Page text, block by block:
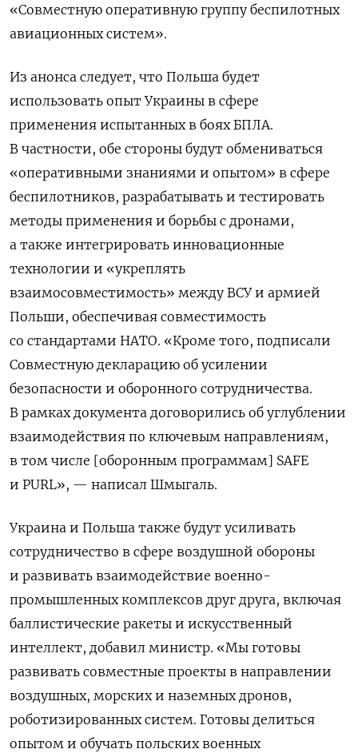
«Совместную оперативную группу беспилотных
авиационных систем».
Из анонса следует, что Польша будет
использовать опыт Украины в сфере
применения испытанных в боях БПЛА.
В частности, обе стороны будут обмениваться
«оперативными знаниями и опытом» в сфере
беспилотников, разрабатывать и тестировать
методы применения и борьбы с дронами,
а также интегрировать инновационные
технологии и «укреплять
взаимосовместимость» между ВСУ и армией
Польши, обеспечивая совместимость
со стандартами НАТО. «Кроме того, подписали
Совместную декларацию об усилении
безопасности и оборонного сотрудничества.
В рамках документа договорились об углублении
взаимодействия по ключевым направлениям,
в том числе [оборонным программам] SAFE
и PURL», — написал Шмыгаль.
Украина и Польша также будут усиливать
сотрудничество в сфере воздушной обороны
и развивать взаимодействие военно-
промышленных комплексов друг друга, включая
баллистические ракеты и искусственный
интеллект, добавил министр. «Мы готовы
развивать совместные проекты в направлении
воздушных, морских и наземных дронов,
роботизированных систем. Готовы делиться
опытом и обучать польских военных